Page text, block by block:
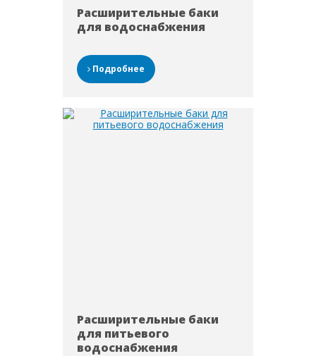
Расширительные баки
для водоснабжения
Подробнее
Расширительные баки
для питьевого
водоснабжения